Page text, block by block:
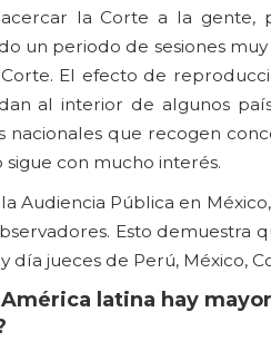
la Corte a la gente,
un periodo de sesiones
El efecto de
al interior de algunos
nacionales que recogen
con mucho interés.
Audiencia Pública en
Esto demuestra
día jueces de Perú, México,
latina hay